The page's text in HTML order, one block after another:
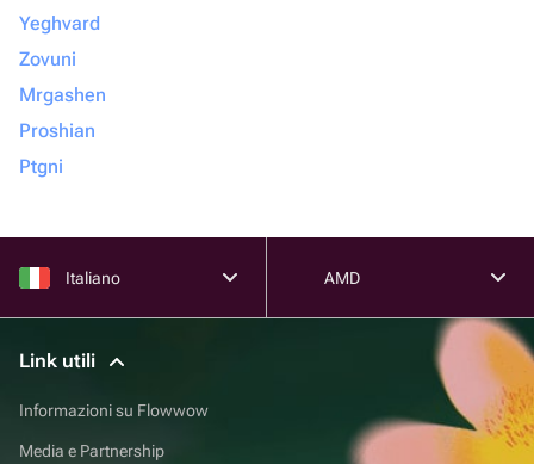
Yeghvard
Zovuni
Mrgashen
Proshian
Ptgni
Italiano AMD
Link utili
Informazioni su Flowwow
Media e Partnership